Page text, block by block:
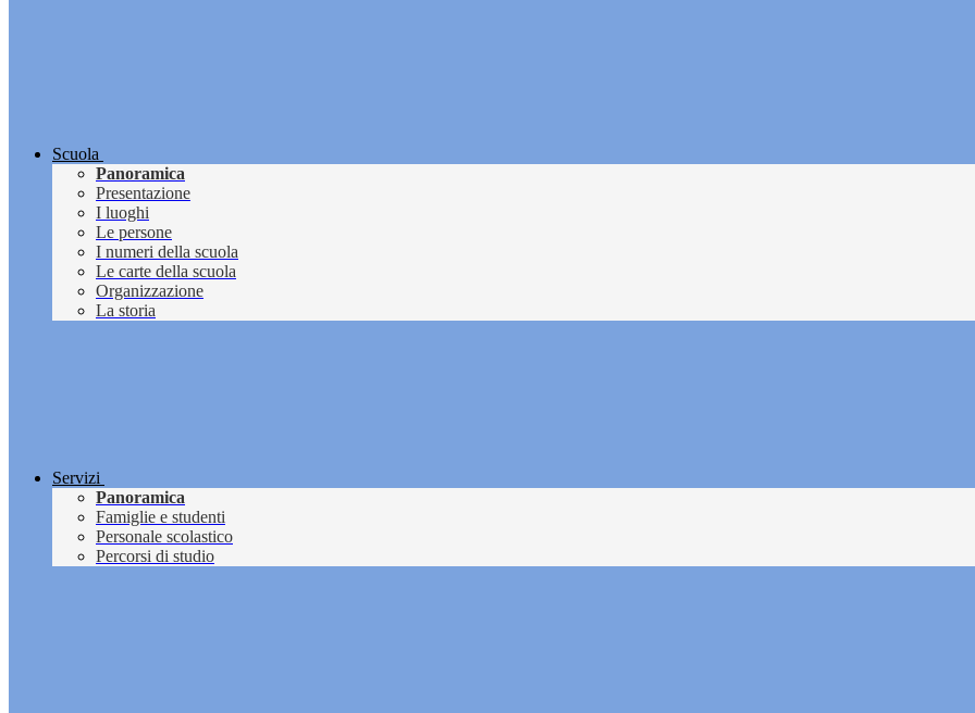
Scuola
Panoramica
Presentazione
I luoghi
Le persone
I numeri della scuola
Le carte della scuola
Organizzazione
La storia
Servizi
Panoramica
Famiglie e studenti
Personale scolastico
Percorsi di studio